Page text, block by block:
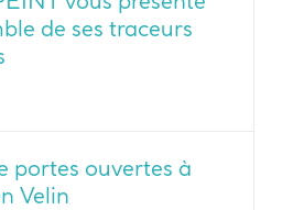
de ses traceurs
portes ouvertes à
Velin